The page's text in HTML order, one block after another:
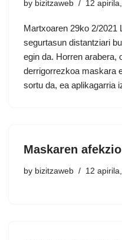
by bizitzaweb 12
Martxoaren 29ko 2/2021
segurtasun distantziari
egin da. Horren arabera,
derrigorrezkoa maskara
sortu da, ea aplikagarria
Maskaren
by bizitzaweb 12